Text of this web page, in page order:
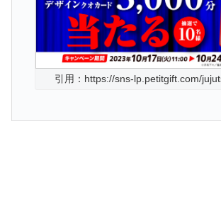
引用：https://sns-lp.petitgift.com/